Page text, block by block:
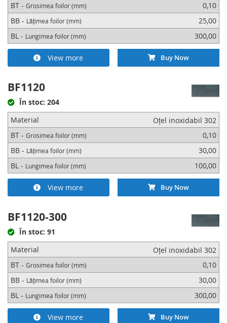
BT - Grosimea foilor (mm)
0,10
BB - Lățimea foilor (mm)
25,00
BL - Lungimea foilor (mm) 300,00
View more Buy Now
BF1120
În stoc: 204
Material
Oțel inoxidabil 302
BT - Grosimea foilor (mm)
0,10
BB - Lățimea foilor (mm)
30,00
BL - Lungimea foilor (mm) 100,00
View more Buy Now
BF1120-300
În stoc: 91
Material
Oțel inoxidabil 302
BT - Grosimea foilor (mm)
0,10
BB - Lățimea foilor (mm)
30,00
BL - Lungimea foilor (mm) 300,00
View more Buy Now